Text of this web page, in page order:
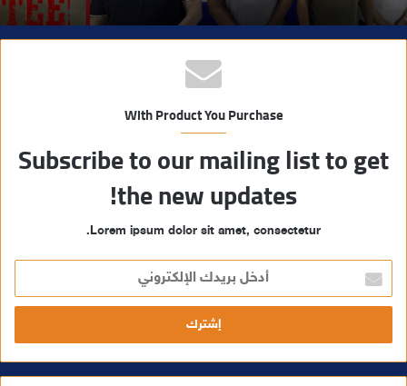
With Product You Purchase
Subscribe to our mailing list to get
the new updates!
Lorem ipsum dolor sit amet, consectetur.
خ
ل
ر